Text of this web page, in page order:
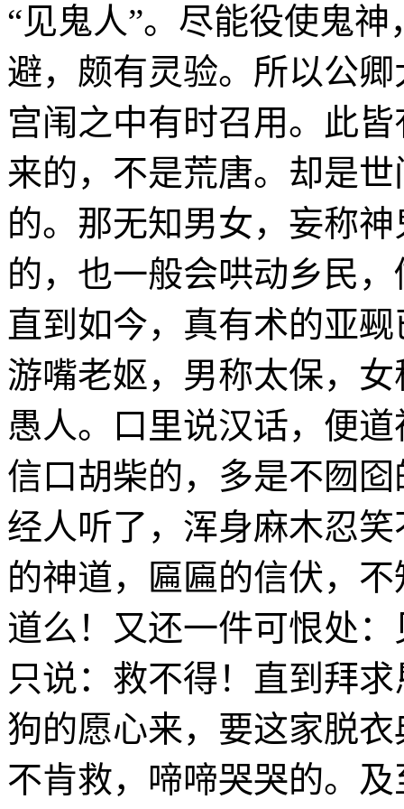
“见鬼人”。尽能役使鬼
避，颇有灵验。所以公
宫闱之中有时召用。此
来的，不是荒唐。却是
的。那无知男女，妄称
的，也一般会哄动乡民
直到如今，真有术的亚
游嘴老妪，男称太保，
愚人。口里说汉话，便
信口胡柴的，多是不囫
经人听了，浑身麻木忍
的神道，匾匾的信伏，
道么！又还一件可恨处
只说：救不得！直到拜
狗的愿心来，要这家脱
不肯救，啼啼哭哭的。